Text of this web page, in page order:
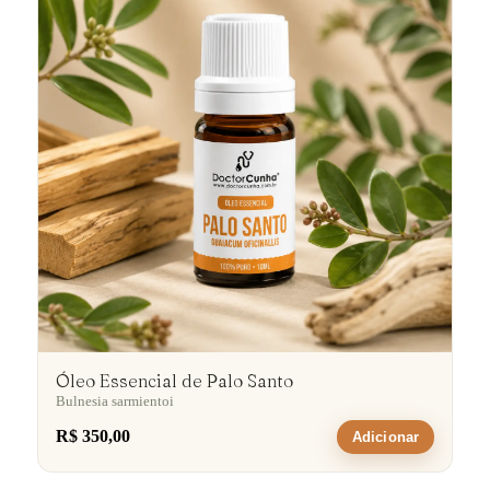
Óleo Essencial de Palo Santo
Bulnesia sarmientoi
R$ 350,00 Adicionar